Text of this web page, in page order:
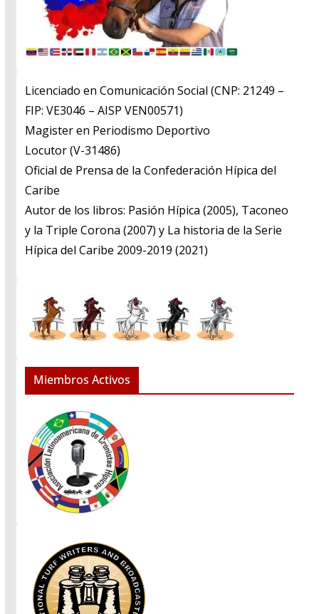
Licenciado en Comunicación Social (CNP: 21249 –
FIP: VE3046 – AISP VEN00571)
​Magister en Periodismo Deportivo
​Locutor (V-31486)
​Oficial de Prensa de la Confederación Hípica del
Caribe
​Autor de los libros: Pasión Hípica (2005), Taconeo
y la Triple Corona (2007) y La historia de la Serie
Hípica del Caribe 2009-2019 (2021)
Miembros Activos